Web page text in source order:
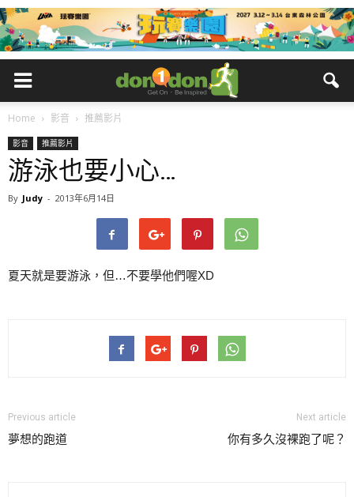
Home 影音 推薦影片
影音 推薦影片
游泳也要小心…
By Judy - 2013年6月14日
夏天就是要游泳，但…不要學他們喔XD
Previous article
夢想的跑道
Next article
你有多久沒裸跑了呢？